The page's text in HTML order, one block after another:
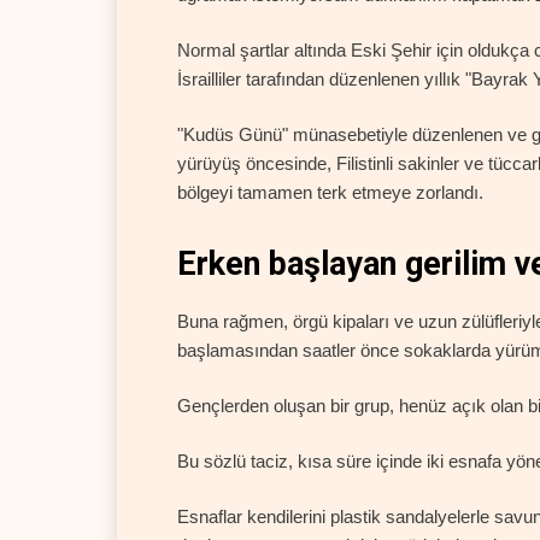
Normal şartlar altında Eski Şehir için oldukça
İsrailliler tarafından düzenlenen yıllık
"Kudüs Günü" münasebetiyle düzenlenen ve
yürüyüş öncesinde, Filistinli sakinler ve
bölgeyi tamamen terk etmeye zorlandı.
Erken başlayan gerilim
Buna rağmen, örgü kipaları ve uzun
başlamasından saatler önce sokaklarda
Gençlerden oluşan bir grup, henüz açık olan
Bu sözlü taciz, kısa süre içinde iki esnafa
Esnaflar kendilerini plastik sandalyelerle